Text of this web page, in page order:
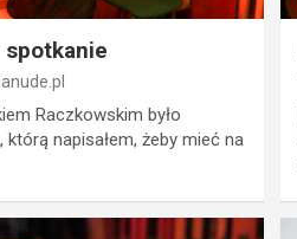
spotkanie
Raczkowskim było
którą napisałem, żeby mieć na